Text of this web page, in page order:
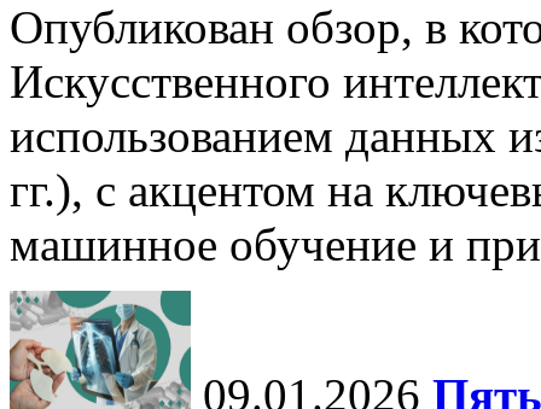
Опубликован обзор, в
Искусственного
использованием данных
гг.), с акцентом на
машинное обучение и
09.01.2026